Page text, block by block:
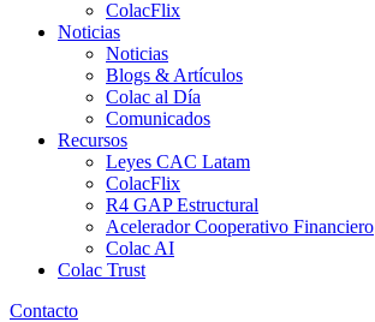
ColacFlix
Noticias
Noticias
Blogs & Artículos
Colac al Día
Comunicados
Recursos
Leyes CAC Latam
ColacFlix
R4 GAP Estructural
Acelerador Cooperativo Financiero
Colac AI
Colac Trust
Contacto